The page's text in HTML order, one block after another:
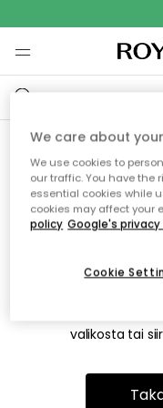
Emme
Tämä voi johtua siitä,
on siirretty
valikosta tai
We care about
We use cookies to
our traffic. You have the
essential cookies while
cookies may affect your
policy Google's
Cookie